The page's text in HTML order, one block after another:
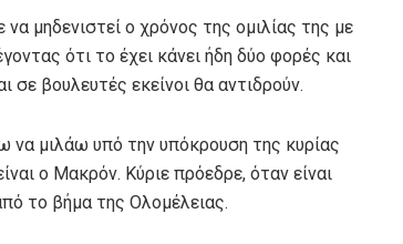
μηδενιστεί ο χρόνος της ομιλίας της με
ότι το έχει κάνει ήδη δύο φορές και
βουλευτές εκείνοι θα αντιδρούν.
να μιλάω υπό την υπόκρουση της κυρίας
ο Μακρόν. Κύριε πρόεδρε, όταν είναι
το βήμα της Ολομέλειας.